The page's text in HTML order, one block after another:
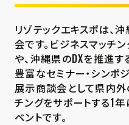
リゾテックエキスポは、
会です。ビジネスマッチ
や、沖縄県のDXを推進す
豊富なセミナー・シンポ
展示商談会として県内
チングをサポートする1
ベントです。